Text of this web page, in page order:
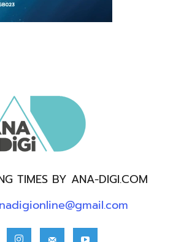
TIMES BY ANA-DIGI.COM